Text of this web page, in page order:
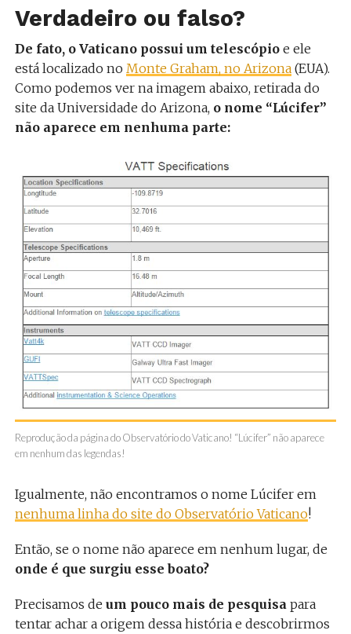
Verdadeiro ou falso?
De fato, o Vaticano possui um telescópioe ele
está localizado no Monte Graham, no Arizona(EUA).
Como podemos ver na imagem abaixo, retirada do
site da Universidade do Arizona, o nome “Lúcifer”
não aparece em nenhuma parte:
Reprodução da página do Observatório do Vaticano! “Lúcifer” não aparece
em nenhum das legendas!
Igualmente, não encontramos o nome Lúcifer em
nenhuma linha do site do Observatório Vaticano!
Então, se o nome não aparece em nenhum lugar, de
onde é que surgiu esse boato?
Precisamos de um pouco mais de pesquisa para
tentar achar a origem dessa história e descobrirmos